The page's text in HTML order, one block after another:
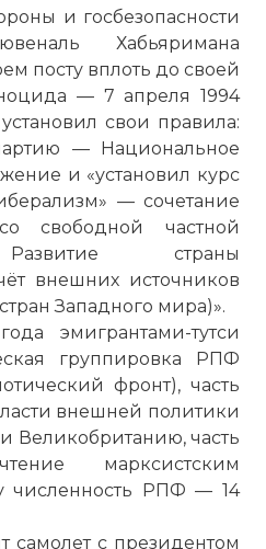
и госбезопасности
Хабьяримана
посту вплоть до своей
— 7 апреля 1994
свои правила:
— Национальное
и «установил курс
— сочетание
свободной частной
страны
внешних источников
Западного мира)».
эмигрантами-тутси
группировка РПФ
фронт), часть
внешней политики
часть
марксистским
численность РПФ — 14
самолет с президентом